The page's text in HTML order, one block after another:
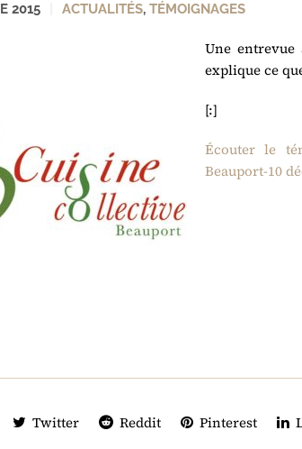
2015 ACTUALITÉS, TÉMOIGNAGES
Une entrevue
explique ce
[:]
Écouter le
Beauport-10
Twitter Reddit Pinterest